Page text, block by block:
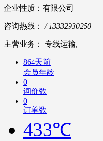
企业性质：有限公司
咨询热线： / 13332930250
主营业务： 专线运输,
864天前
会员年龄
0
询价数
0
订单数
433℃